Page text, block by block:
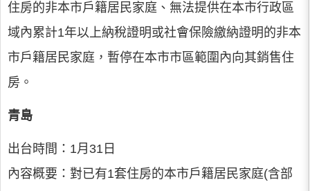
住房的非本市戶籍居民家庭、無法提供在本市行政區
域內累計1年以上納稅證明或社會保險繳納證明的非本
市戶籍居民家庭，暫停在本市市區範圍內向其銷售住
房。
青島
出台時間：1月31日
內容概要：對已有1套住房的本市戶籍居民家庭(含部